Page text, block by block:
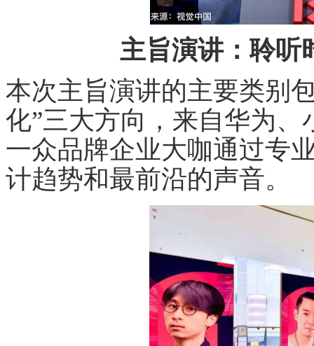
主旨演讲：聆听
本次主旨演讲的主要类别
化”三大方向，来自华为
一众品牌企业大咖通过专
计趋势和最前沿的声音。